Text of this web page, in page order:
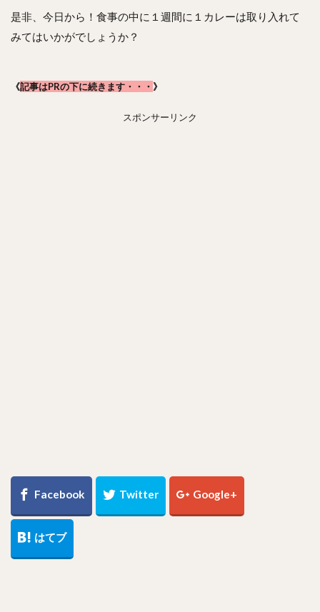
是非、今日から！食事の中に１週間に１カレーは取り入れて
みてはいかがでしょうか？
《記事はPRの下に続きます・・・ 》
スポンサーリンク